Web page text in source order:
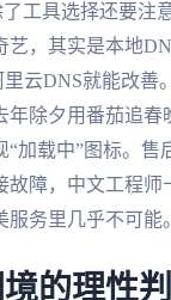
工具选择还要注
艺，其实是本地
里云DNS就能改善
年除夕用番茄追春
“加载中”图标。售
故障，中文工程师
务里几乎不可能。
的理性